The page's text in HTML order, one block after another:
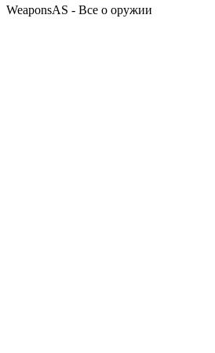
WeaponsAS - Все о оружии